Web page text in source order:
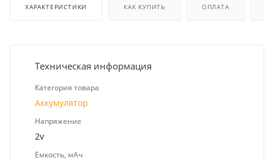
ХАРАКТЕРИСТИКИ КАК КУПИТЬ ОПЛАТА
Техническая информация
Категория товара
Аккумулятор
Напряжение
2v
Емкость, мАч